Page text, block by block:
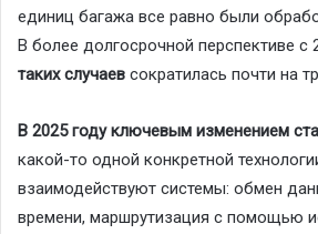
единиц багажа все равно были
В более долгосрочной перспективе с
таких случаев сократилась почти на
В 2025 году ключевым изменением
какой-то одной конкретной
взаимодействуют системы: обмен
времени, маршрутизация с помощью